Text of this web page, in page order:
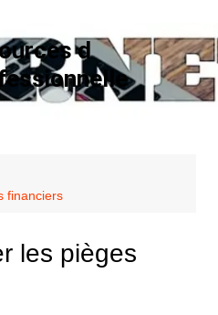
d
financiers
les pièges